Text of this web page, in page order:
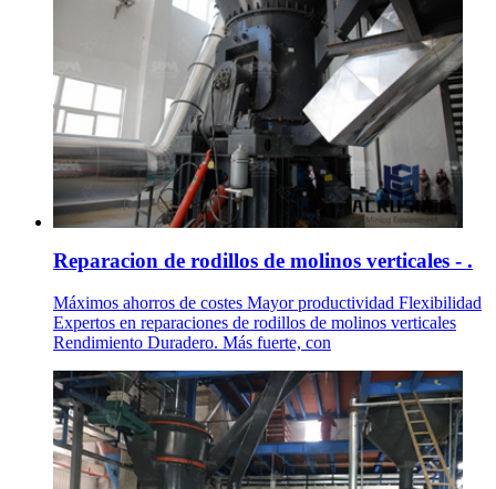
Reparacion de rodillos de molinos verticales - .
Máximos ahorros de costes Mayor productividad Flexibilidad
Expertos en reparaciones de rodillos de molinos verticales
Rendimiento Duradero. Más fuerte, con